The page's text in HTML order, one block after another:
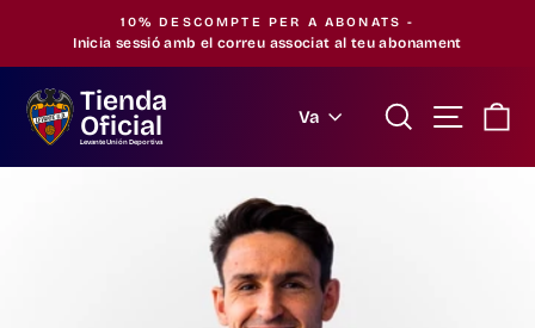
contingut
Pausa
10% DESCOMPTE PER A ABONATS -
Inicia sessió amb el correu associat al teu abonament
Tienda
Oficial
Levante Unión Deportiva
Idioma
Va Buscar